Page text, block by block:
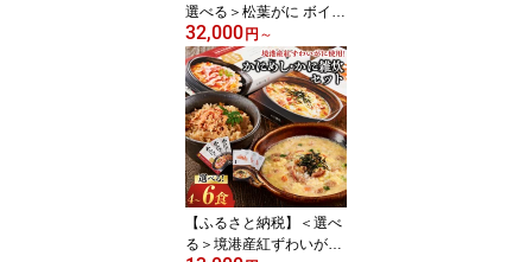
選べる＞松葉がに ボイル
姿(2～8枚・計600g～2.4
kg以上) | 松葉ガニ 松葉
がに ズワイガニ ずわい
がに 蟹 かに カニ ボイル
ボイル済み 茹で カニ姿
丸ごと
32,000 円 ～
【ふるさと納税】＜選べ
る＞境港産紅ずわいがに